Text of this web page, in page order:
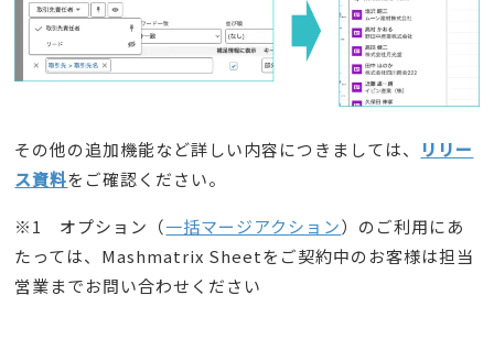
その他の追加機能など詳しい内容につきましては、
リリー
ス資料をご確認ください。
※1 オプション（一括マージアクション）のご利用にあ
たっては、Mashmatrix Sheetをご契約中のお客様は担当
営業までお問い合わせください